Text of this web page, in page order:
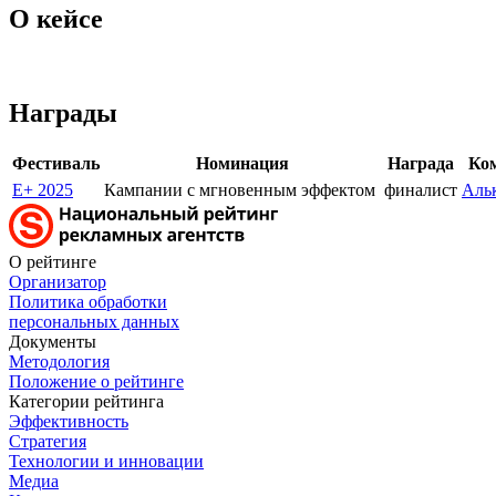
О кейсе
Награды
Фестиваль Номинация Награда
E+ 2025
Кампании с мгновенным эффектом финалист
О рейтинге
Организатор
Политика обработки
персональных данных
Документы
Методология
Положение о рейтинге
Категории рейтинга
Эффективность
Стратегия
Технологии и инновации
Медиа